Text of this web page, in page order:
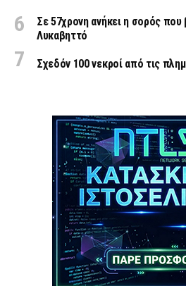
Σε 57χρονη ανήκει η σορός
Λυκαβηττό
Σχεδόν 100 νεκροί από τις